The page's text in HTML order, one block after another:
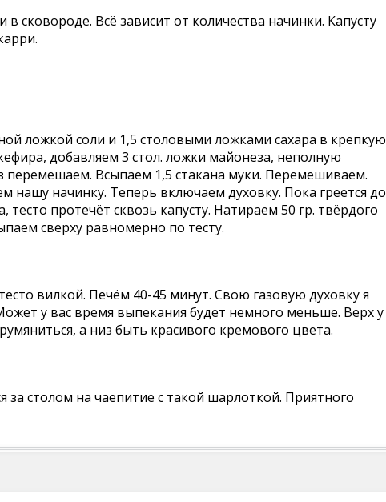
сковороде. Всё зависит от количества начинки. Капусту
ложкой соли и 1,5 столовыми ложками сахара в крепкую
добавляем 3 стол. ложки майонеза, неполную
Всыпаем 1,5 стакана муки. Перемешиваем.
нашу начинку. Теперь включаем духовку. Пока греется до
протечёт сквозь капусту. Натираем 50 гр. твёрдого
сверху равномерно по тесту.
вилкой. Печём 40-45 минут. Свою газовую духовку я
у вас время выпекания будет немного меньше. Верх у
а низ быть красивого кремового цвета.
за столом на чаепитие с такой шарлоткой. Приятного